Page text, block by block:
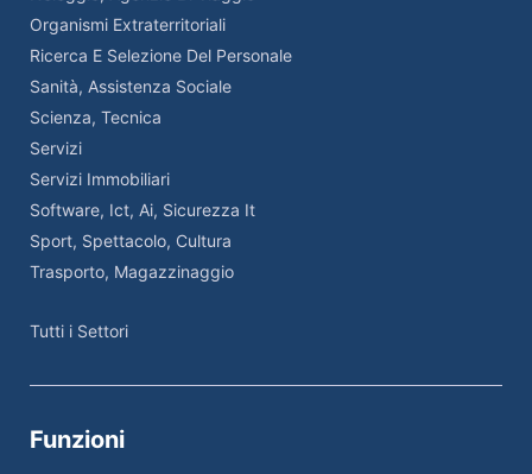
Organismi Extraterritoriali
Ricerca E Selezione Del Personale
Sanità, Assistenza Sociale
Scienza, Tecnica
Servizi
Servizi Immobiliari
Software, Ict, Ai, Sicurezza It
Sport, Spettacolo, Cultura
Trasporto, Magazzinaggio
Tutti i Settori
Funzioni